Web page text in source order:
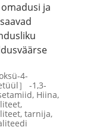
ja
4-
］ -1,3-
Hiina,
tarnija,